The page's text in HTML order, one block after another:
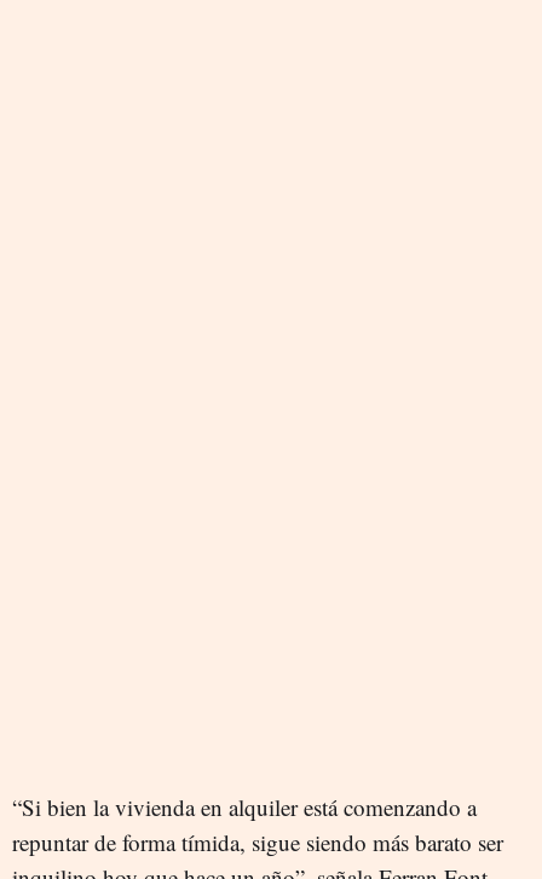
“Si bien la vivienda en alquiler está comenzando a
repuntar de forma tímida, sigue siendo más barato ser